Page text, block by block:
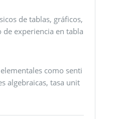
de tablas, gráficos,
experiencia en tabla
como senti
algebraicas, tasa unit